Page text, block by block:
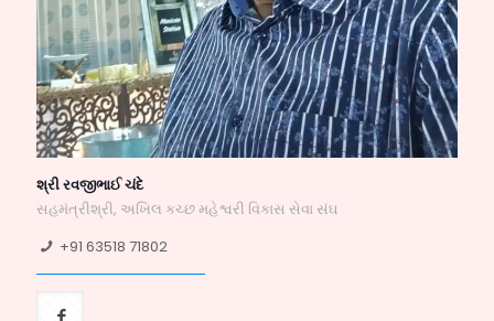
શ્રી રવજીભાઈ ચંદે
સહમંત્રીશ્રી, અખિલ કચ્છ મહેશ્વરી વિકાસ સેવા સંઘ
+91 63518 71802